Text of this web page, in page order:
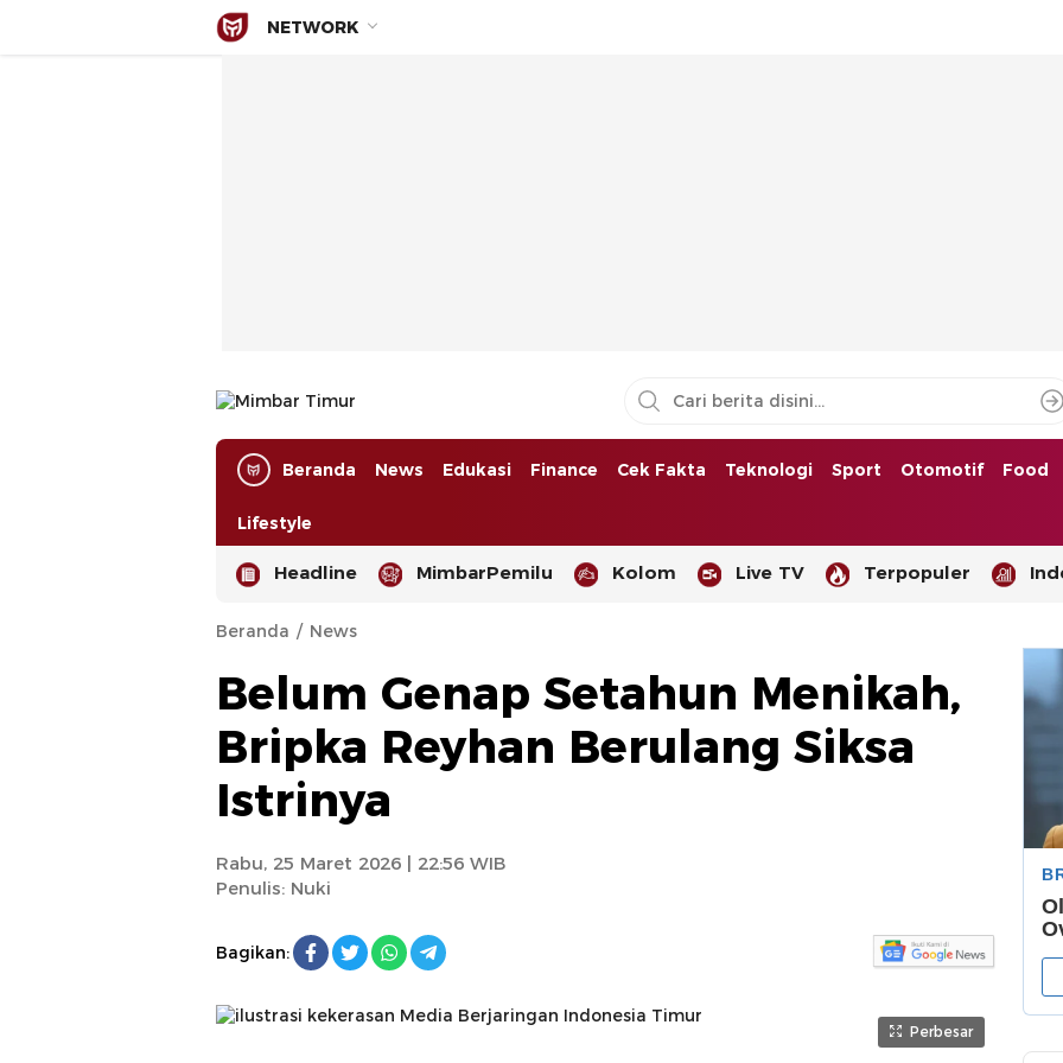
NETWORK
Mimbar Timur
Media Berjaringan Indonesia Timur
Beranda
News Edukasi Finance Cek Fakta Teknologi Sport Otomotif Food
Lifestyle
Headline MimbarPemilu Kolom Live TV Terpopuler
Beranda News
Belum Genap Setahun Menikah,
Bripka Reyhan Berulang Siksa
Istrinya
Penulis: Nuki
Rabu, 25 Maret 2026 | 22:56 WIB
Bagikan:
Perbesar